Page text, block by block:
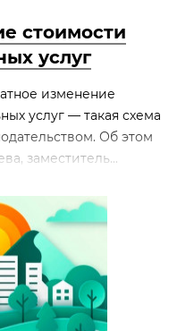
стоимости
услуг
изменение
услуг — такая схема
Об этом
заместитель...